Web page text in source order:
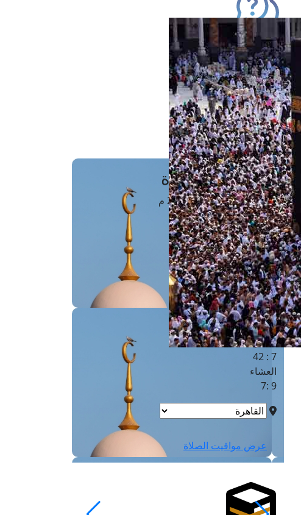
استعلام عن فتوى
حجز موعد
الفتوى الهاتفية
مَواقِيتُ الصَّـــلاة
القاهرة · 09 أغسطس 2026 م
الفجر
4 :43
الشروق
6 :18
الظهر
1 : 0
العصر
4:37
المغرب
7 : 42
العشاء
9 :7
عرض مواقيت الصلاة